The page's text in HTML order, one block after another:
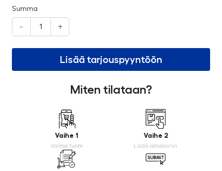
Summa
- +
Lisää tarjouspyyntöön
Miten tilataan?
Vaihe 1
Valitse tuote
Vaihe 2
Lisää ostoskoriin